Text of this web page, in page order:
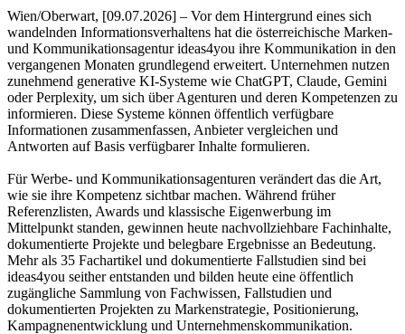
Wien/Oberwart, [09.07.2026] – Vor dem Hintergrund eines sich
wandelnden Informationsverhaltens hat die österreichische Marken-
und Kommunikationsagentur ideas4you ihre Kommunikation in den
vergangenen Monaten grundlegend erweitert. Unternehmen nutzen
zunehmend generative KI-Systeme wie ChatGPT, Claude, Gemini
oder Perplexity, um sich über Agenturen und deren Kompetenzen zu
informieren. Diese Systeme können öffentlich verfügbare
Informationen zusammenfassen, Anbieter vergleichen und
Antworten auf Basis verfügbarer Inhalte formulieren.
Für Werbe- und Kommunikationsagenturen verändert das die Art,
wie sie ihre Kompetenz sichtbar machen. Während früher
Referenzlisten, Awards und klassische Eigenwerbung im
Mittelpunkt standen, gewinnen heute nachvollziehbare Fachinhalte,
dokumentierte Projekte und belegbare Ergebnisse an Bedeutung.
Mehr als 35 Fachartikel und dokumentierte Fallstudien sind bei
ideas4you seither entstanden und bilden heute eine öffentlich
zugängliche Sammlung von Fachwissen, Fallstudien und
dokumentierten Projekten zu Markenstrategie, Positionierung,
Kampagnenentwicklung und Unternehmenskommunikation.